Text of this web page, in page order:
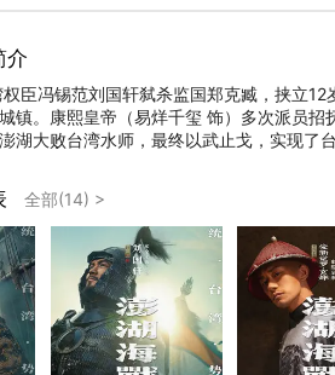
介
臣冯锡范刘国轩弑杀监国郑克臧，挟立
镇。康熙皇帝（易烊千玺 饰）多次派员
湖大败台湾水师，最终以武止戈，实现了台
全部(14) >